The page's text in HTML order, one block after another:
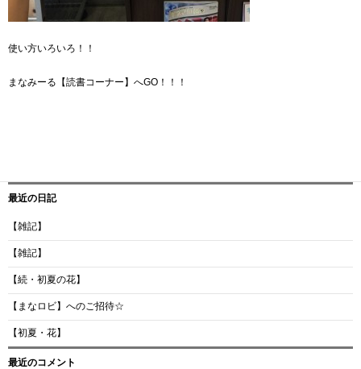
使い方いろいろ！！
まなみーる【読書コーナー】へGO！！！
最近の日記
【雑記】
【雑記】
【続・初夏の花】
【まなロビ】へのご招待☆
【初夏・花】
最近のコメント